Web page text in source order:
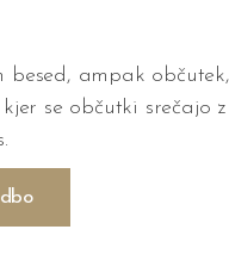
ampak
se občutki srečajo